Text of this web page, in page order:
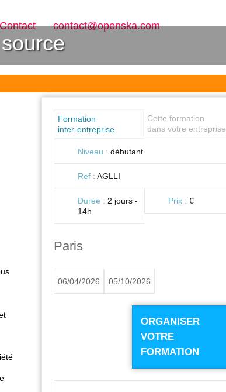
contact@openska.com
Formation
inter-entreprise
Cette formation
dans votre entreprise
Niveau : débutant
Ref : AGLLI
Durée : 2 jours -
14h
Prix : €
Paris
06/04/2026 05/10/2026
ORGANISER
VOTRE
FORMATION